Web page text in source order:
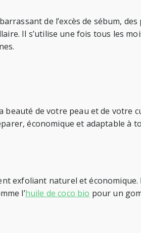
de l’excès de sébum,
Il s’utilise une fois tous les
de votre peau et de
économique et adaptable à
exfoliant naturel et
l’huile de coco bio pour un